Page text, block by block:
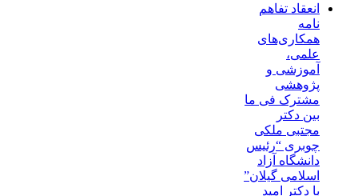
انعقاد تفاهم
نامه
همکاری‌های
علمی،
آموزشی و
پژوهشی
مشترک فی ما
بین دکتر
مجتبی ملکی
چوبری “رئیس
دانشگاه آزاد
اسلامی گیلان”
با دکتر امید